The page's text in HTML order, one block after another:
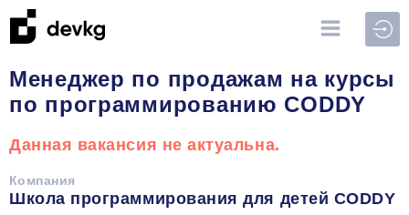
Менеджер по продажам на курсы
по программированию СODDY
Данная вакансия не актуальна.
Компания
Школа программирования для детей CODDY